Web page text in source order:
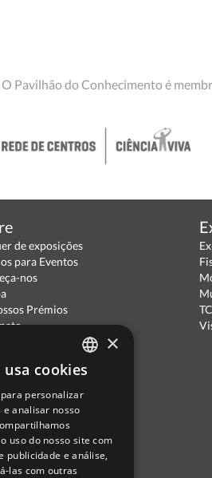
O Pavilhão do Conhecimento é
de exposições
para Eventos
nos
Prémios
de Utilização
Ciência Viva
Anual RCN 2024
Intercalar RCN 2025
PORTUGUESE
ENGLISH
SPANISH
×
cookies
personalizar
e analisar nosso
uso do nosso site com
publicidade e análise,
las com outras